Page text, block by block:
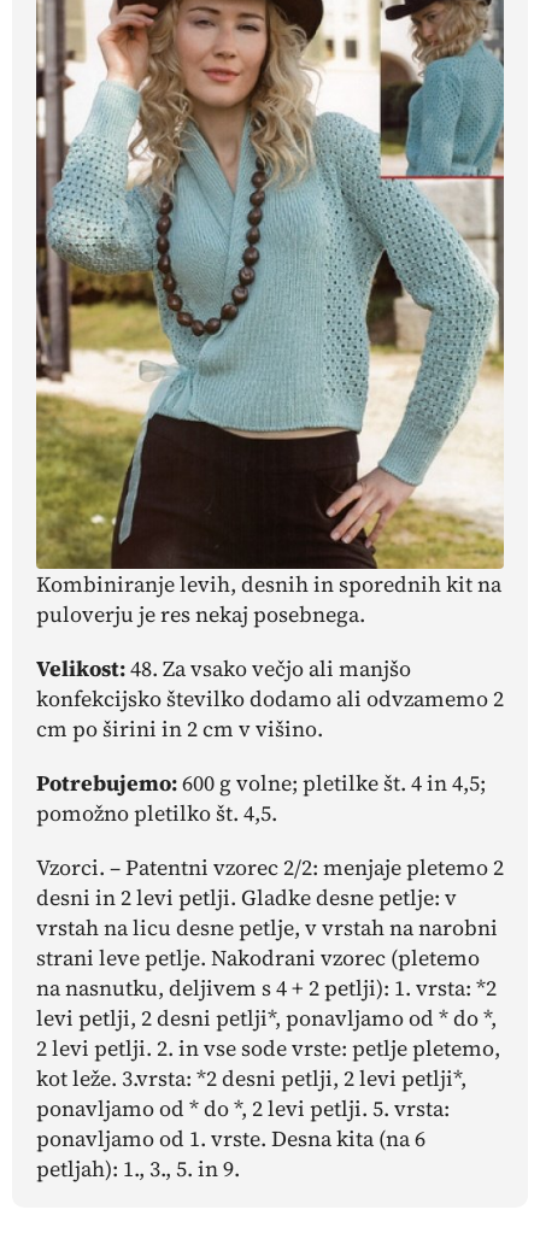
Kombiniranje levih, desnih in sporednih kit na
puloverju je res nekaj posebnega.
Velikost:48. Za vsako večjo ali manjšo
konfekcijsko številko dodamo ali odvzamemo 2
cm po širini in 2 cm v višino.
Potrebujemo:600 g volne; pletilke št. 4 in 4,5;
pomožno pletilko št. 4,5.
Vzorci. – Patentni vzorec 2/2: menjaje pletemo 2
desni in 2 levi petlji. Gladke desne petlje: v
vrstah na licu desne petlje, v vrstah na narobni
strani leve petlje. Nakodrani vzorec (pletemo
na nasnutku, deljivem s 4 + 2 petlji): 1. vrsta: *2
levi petlji, 2 desni petlji*, ponavljamo od * do *,
2 levi petlji. 2. in vse sode vrste: petlje pletemo,
kot leže. 3.vrsta: *2 desni petlji, 2 levi petlji*,
ponavljamo od * do *, 2 levi petlji. 5. vrsta:
ponavljamo od 1. vrste. Desna kita (na 6
petljah): 1., 3., 5. in 9.